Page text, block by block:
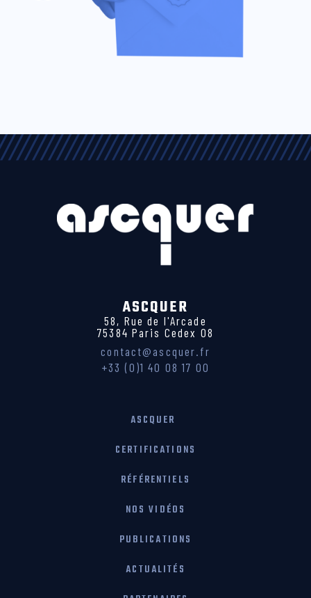
ASCQUER
58, Rue de l'Arcade
75384 Paris Cedex 08
contact@ascquer.fr
+33 (0)1 40 08 17 00
ASCQUER
CERTIFICATIONS
RÉFÉRENTIELS
NOS VIDÉOS
PUBLICATIONS
ACTUALITÉS